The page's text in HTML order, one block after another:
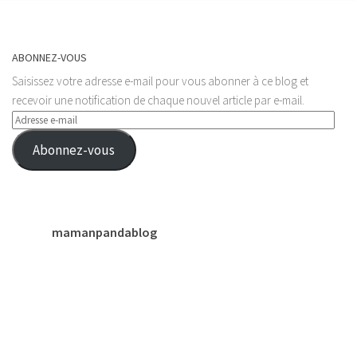
ABONNEZ-VOUS
Saisissez votre adresse e-mail pour vous abonner à ce blog et
recevoir une notification de chaque nouvel article par e-mail.
Adresse
e-
mail
Abonnez-vous
mamanpandablog